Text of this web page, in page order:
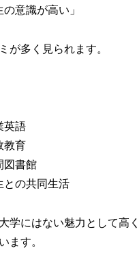
の意識が高い」
が多く見られます。
英語
教育
図書館
との共同生活
学にはない魅力として高く
ます。